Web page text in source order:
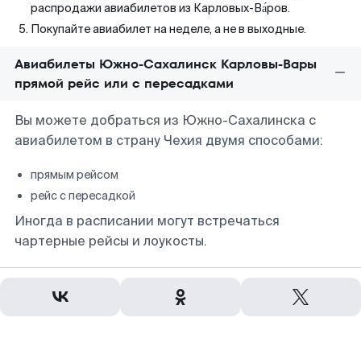
распродажи авиабилетов из Карловых-Ва́ров.
Покупайте авиабилет на неделе, а не в выходные.
Авиабилеты Южно-Сахалинск Карловы-Вары
прямой рейс или с пересадками
Вы можете добраться из Южно-Сахалинска с
авиабилетом в страну Чехия двумя способами:
прямым рейсом
рейс с пересадкой
Иногда в расписании могут встречаться
чартерные рейсы и лоукосты.